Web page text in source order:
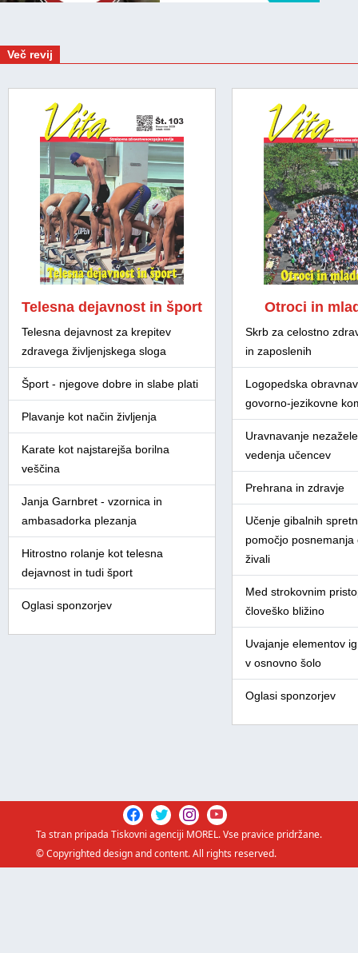
Več revij
Telesna dejavnost in šport
Telesna dejavnost za krepitev
zdravega življenjskega sloga
Šport - njegove dobre in slabe plati
Plavanje kot način življenja
Karate kot najstarejša borilna
veščina
Janja Garnbret - vzornica in
ambasadorka plezanja
Hitrostno rolanje kot telesna
dejavnost in tudi šport
Oglasi sponzorjev
Otroci in
Skrb za celostno
in zaposlenih
Logopedska
govorno-jezikovne
Uravnavanje
vedenja učencev
Prehrana in zdravje
Učenje gibalnih
pomočjo posnemanja
živali
Med strokovnim
človeško bližino
Uvajanje elementov
v osnovno šolo
Oglasi sponzorjev
Ta stran pripada Tiskovni agenciji MOREL. Vse pravice pridržane.
© Copyrighted design and content. All rights reserved.